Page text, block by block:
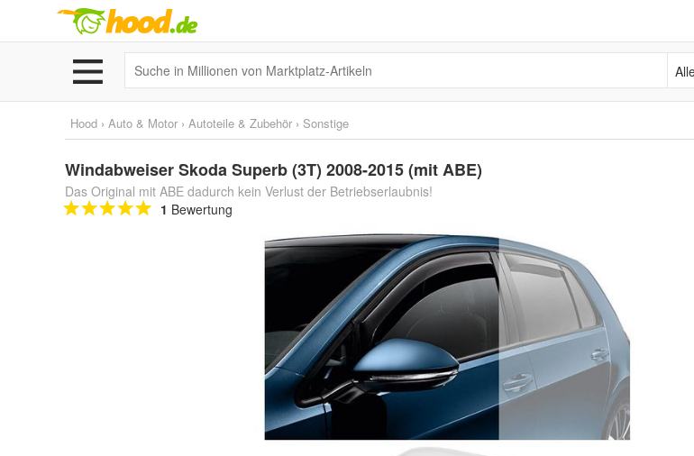
Hood › Auto & Motor › Autoteile & Zubehör › Sonstige
Windabweiser Skoda Superb (3T) 2008-2015 (mit ABE)
Das Original mit ABE dadurch kein Verlust der Betriebserlaubnis!
1 Bewertung